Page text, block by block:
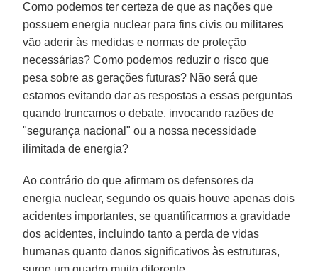
Como podemos ter certeza de que as nações que
possuem energia nuclear para fins civis ou militares
vão aderir às medidas e normas de proteção
necessárias? Como podemos reduzir o risco que
pesa sobre as gerações futuras? Não será que
estamos evitando dar as respostas a essas perguntas
quando truncamos o debate, invocando razões de
"segurança nacional" ou a nossa necessidade
ilimitada de energia?
Ao contrário do que afirmam os defensores da
energia nuclear, segundo os quais houve apenas dois
acidentes importantes, se quantificarmos a gravidade
dos acidentes, incluindo tanto a perda de vidas
humanas quanto danos significativos às estruturas,